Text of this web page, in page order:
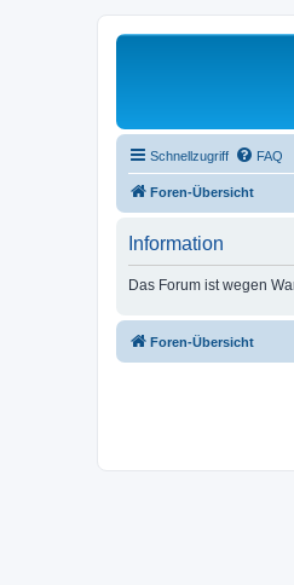
Schnellzugriff FAQ
Foren-Übersicht
Information
Das Forum ist wegen
Foren-Übersicht